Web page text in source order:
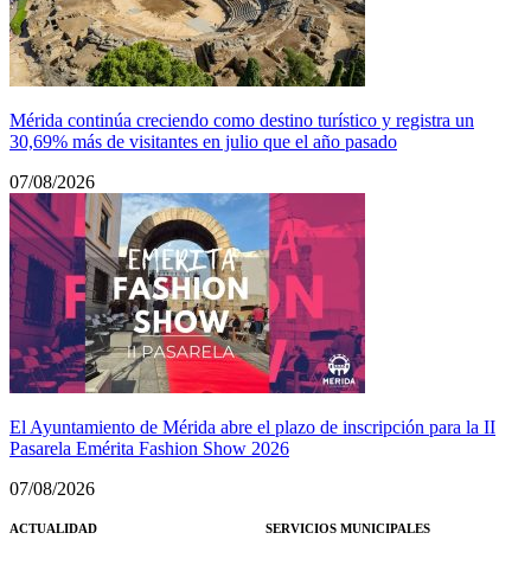
Mérida continúa creciendo como destino turístico y registra un
30,69% más de visitantes en julio que el año pasado
07/08/2026
El Ayuntamiento de Mérida abre el plazo de inscripción para la II
Pasarela Emérita Fashion Show 2026
07/08/2026
ACTUALIDAD SERVICIOS MUNICIPALES